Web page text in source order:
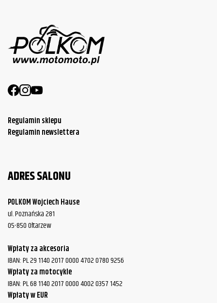
Regulamin sklepu
Regulamin newslettera
ADRES SALONU
POLKOM Wojciech Hause
ul. Poznańska 281
05-850 Ołtarzew
Wpłaty za akcesoria
IBAN: PL 29 1140 2017 0000 4702 0780 9256
Wpłaty za motocykle
IBAN: PL 68 1140 2017 0000 4002 0357 1452
Wpłaty w EUR